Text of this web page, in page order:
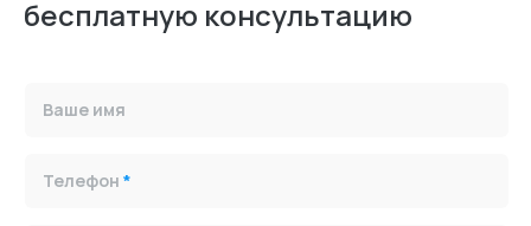
бесплатную консультацию
Ваше имя
Телефон *